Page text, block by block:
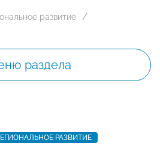
развитие
раздела
РАЗВИТИЕ